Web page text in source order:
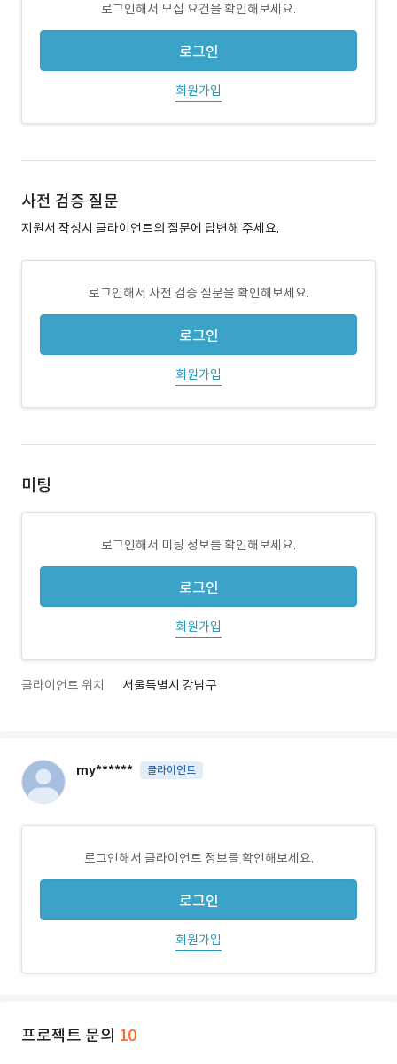
로그인해서 모집 요건을 확인해보세요.
로그인
회원가입
사전 검증 질문
지원서 작성시 클라이언트의 질문에 답변해 주세요.
로그인해서 사전 검증 질문을 확인해보세요.
로그인
회원가입
미팅
로그인해서 미팅 정보를 확인해보세요.
로그인
회원가입
클라이언트 위치 서울특별시 강남구
my****** 클라이언트
로그인해서 클라이언트 정보를 확인해보세요.
로그인
회원가입
프로젝트 문의 10